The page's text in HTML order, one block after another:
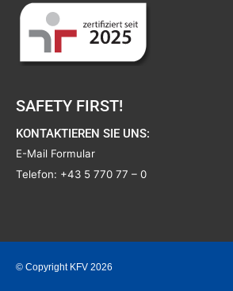
SAFETY FIRST!
KONTAKTIEREN SIE UNS:
E-Mail Formular
Telefon: +43 5 770 77 – 0
© Copyright KFV 2026